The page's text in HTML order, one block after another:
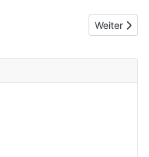
Marke Ideal Nächster
Weiter